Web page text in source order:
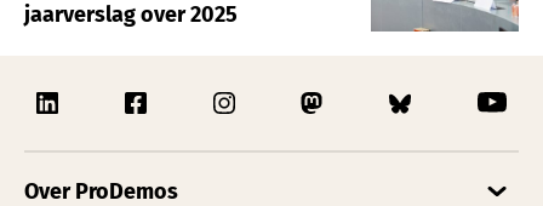
jaarverslag over 2025
Over ProDemos